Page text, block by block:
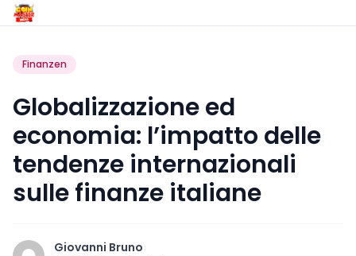
Finanzen
Globalizzazione ed
economia: l’impatto delle
tendenze internazionali
sulle finanze italiane
Giovanni Bruno